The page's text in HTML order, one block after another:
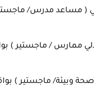
مدرس/ ماجستير ) بواقع (
/ ماجستير ) بواقع( 31) درجة
ماجستير ) بواقع ( 87) درجة